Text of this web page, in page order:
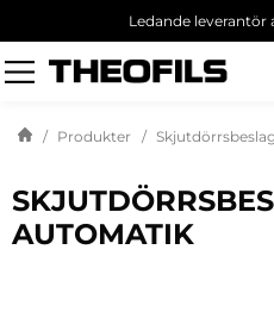
Ledande leverantör
Sök
produkt
Produkter Skjutdörrsbeslag
AUTOMATIK